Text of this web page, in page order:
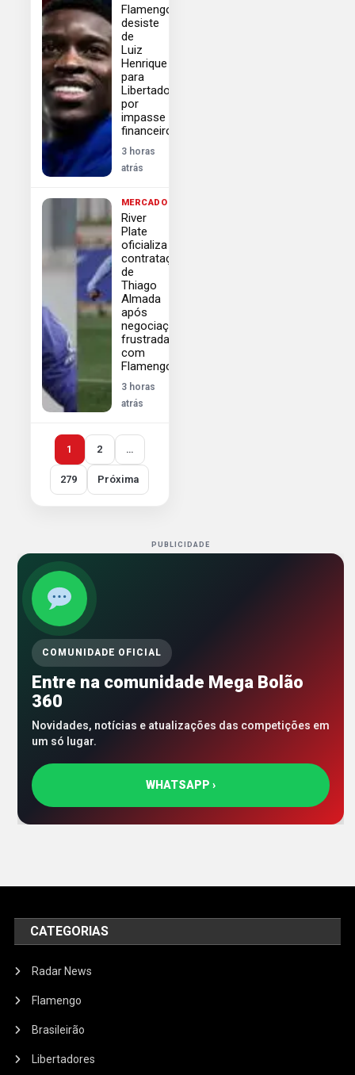
Flamengo
desiste
de
Luiz
Henrique
para
Libertadores
por
impasse
financeiro
3 horas
atrás
MERCADO
River
Plate
oficializa
contratação
de
Thiago
Almada
após
negociações
frustradas
com
Flamengo
3 horas
atrás
1 2 …
279 Próxima
PUBLICIDADE
COMUNIDADE OFICIAL
Entre na comunidade Mega Bolão
360
Novidades, notícias e atualizações das competições em
um só lugar.
WHATSAPP ›
CATEGORIAS
Radar News
Flamengo
Brasileirão
Libertadores